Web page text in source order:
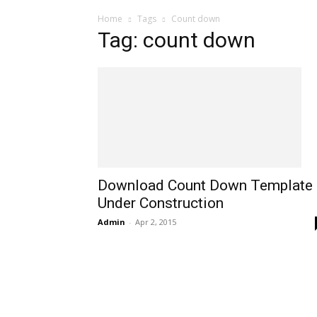
Home Tags Count down
Tag: count down
Download Count Down Template
Under Construction
Admin - Apr 2, 2015